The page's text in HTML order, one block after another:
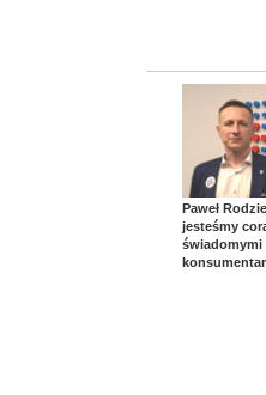
Paweł
jesteśmy
świadomymi